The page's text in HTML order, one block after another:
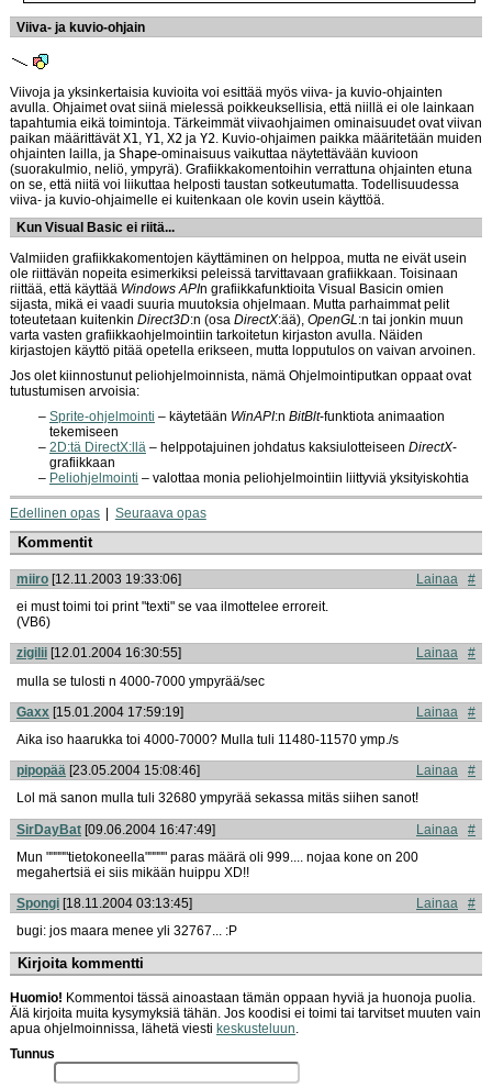
Viiva- ja kuvio-ohjain
Viivoja ja yksinkertaisia kuvioita voi esittää myös viiva- ja kuvio-ohjainten
avulla. Ohjaimet ovat siinä mielessä poikkeuksellisia, että niillä ei ole lainkaan
tapahtumia eikä toimintoja. Tärkeimmät viivaohjaimen ominaisuudet ovat viivan
paikan määrittävätX1 Y1 X2 ja Y2 . Kuvio-ohjaimen paikka määritetään muiden
ohjainten lailla, ja Shape-ominaisuus vaikuttaa näytettävään kuvioon
(suorakulmio, neliö, ympyrä). Grafiikkakomentoihin verrattuna ohjainten etuna
on se, että niitä voi liikuttaa helposti taustan sotkeutumatta. Todellisuudessa
viiva- ja kuvio-ohjaimelle ei kuitenkaan ole kovin usein käyttöä.
Kun Visual Basic ei riitä...
Valmiiden grafiikkakomentojen käyttäminen on helppoa, mutta ne eivät usein
ole riittävän nopeita esimerkiksi peleissä tarvittavaan grafiikkaan. Toisinaan
riittää, että käyttää Windows APIn grafiikkafunktioita Visual Basicin omien
sijasta, mikä ei vaadi suuria muutoksia ohjelmaan. Mutta parhaimmat pelit
toteutetaan kuitenkin Direct3D:n (osa DirectX:ää), OpenGL:n tai jonkin muun
varta vasten grafiikkaohjelmointiin tarkoitetun kirjaston avulla. Näiden
kirjastojen käyttö pitää opetella erikseen, mutta lopputulos on vaivan arvoinen.
Jos olet kiinnostunut peliohjelmoinnista, nämä Ohjelmointiputkan oppaat ovat
tutustumisen arvoisia:
Sprite-ohjelmointi – käytetään WinAPI:n BitBlt-funktiota animaation
tekemiseen
2D:tä DirectX:llä – helppotajuinen johdatus kaksiulotteiseen DirectX-
grafiikkaan
Peliohjelmointi – valottaa monia peliohjelmointiin liittyviä yksityiskohtia
Edellinen opas Seuraava opas
Kommentit
miiro [12.11.2003 19:33:06] Lainaa
#
ei must toimi toi print "texti" se vaa ilmottelee erroreit.
(VB6)
zigilii [12.01.2004 16:30:55] Lainaa
#
mulla se tulosti n 4000-7000 ympyrää/sec
Gaxx [15.01.2004 17:59:19] Lainaa
#
Aika iso haarukka toi 4000-7000? Mulla tuli 11480-11570 ymp./s
pipopää [23.05.2004 15:08:46] Lainaa
#
Lol mä sanon mulla tuli 32680 ympyrää sekassa mitäs siihen sanot!
SirDayBat [09.06.2004 16:47:49] Lainaa
#
Mun """""tietokoneella""""" paras määrä oli 999.... nojaa kone on 200
megahertsiä ei siis mikään huippu XD!!
Spongi [18.11.2004 03:13:45] Lainaa
#
bugi: jos maara menee yli 32767... :P
Kirjoita kommentti
Huomio! Kommentoi tässä ainoastaan tämän oppaan hyviä ja huonoja puolia.
Älä kirjoita muita kysymyksiä tähän. Jos koodisi ei toimi tai tarvitset muuten vain
apua ohjelmoinnissa, lähetä viesti keskusteluun.
Tunnus